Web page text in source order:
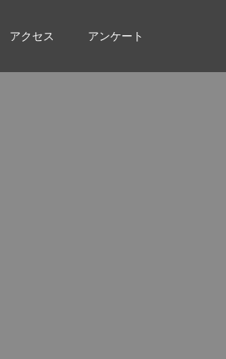
アクセス アンケート